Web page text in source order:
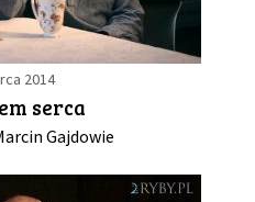
2014
serca
Gajdowie